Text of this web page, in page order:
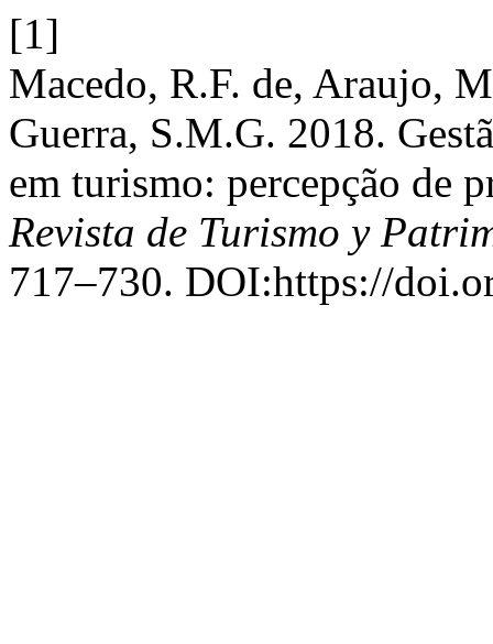
[1]
Macedo, R.F. de, Araujo,
Guerra, S.M.G. 2018.
em turismo: percepção de
Revista de Turismo y
717–730. DOI:https://